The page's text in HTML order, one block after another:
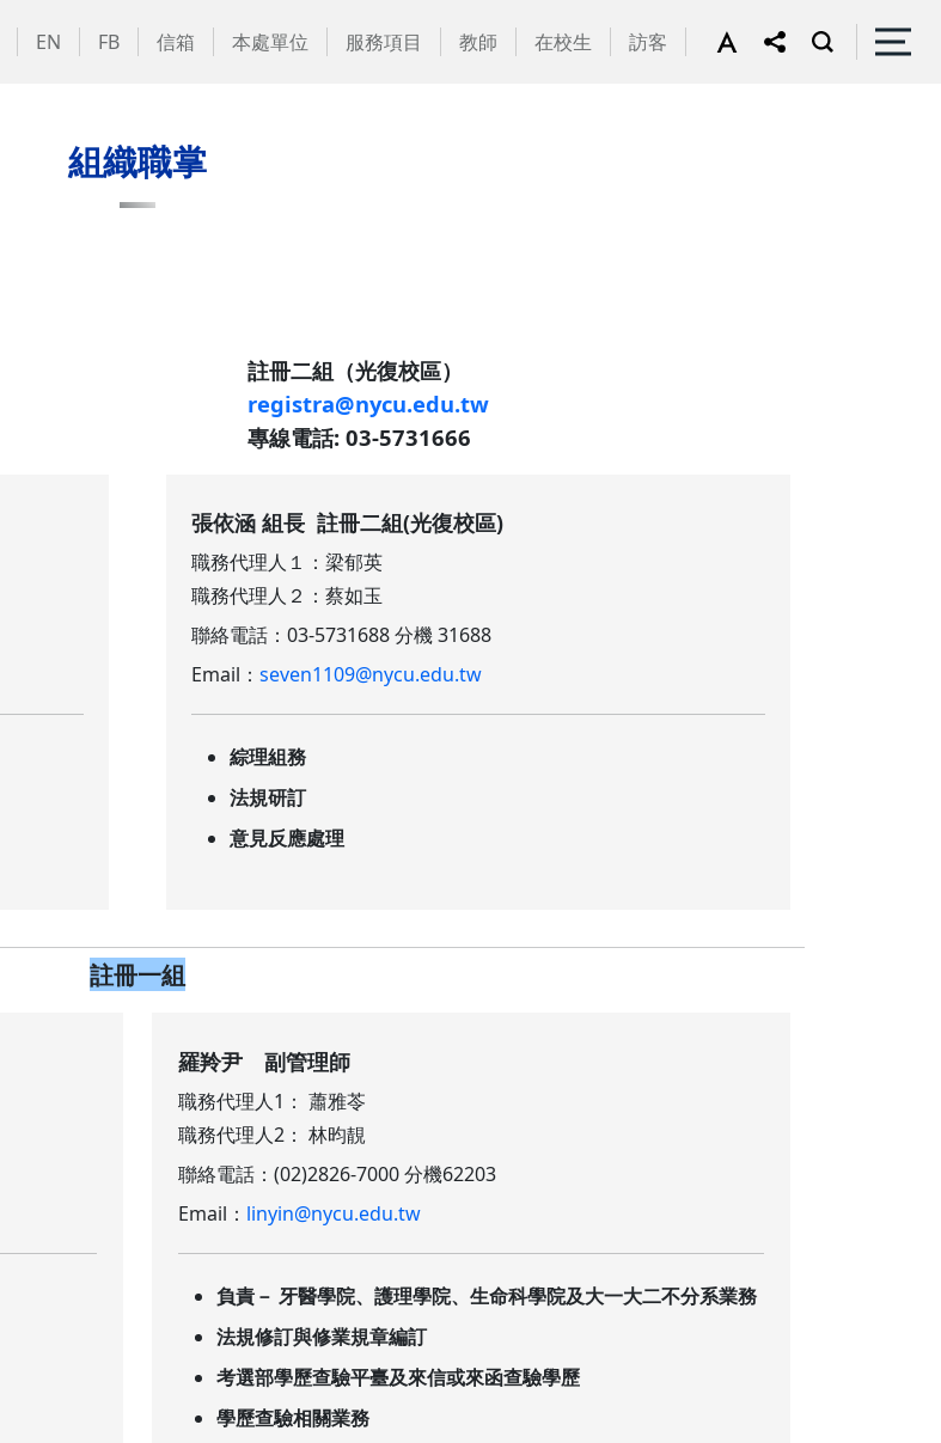
EN FB 信箱 本處單位 服務項目 教師 在校生 訪客
組織職掌
註冊二組（光復校區）
registra@nycu.edu.tw
專線電話: 03-5731666
張依涵 組長 註冊二組(光復校區)
職務代理人１：梁郁英
職務代理人２：蔡如玉
聯絡電話：03-5731688 分機 31688
Email：seven1109@nycu.edu.tw
綜理組務
法規研訂
意見反應處理
註冊一組
羅羚尹 副管理師
職務代理人1： 蕭雅苓
職務代理人2： 林昀靚
聯絡電話：(02)2826-7000 分機62203
Email： linyin@nycu.edu.tw
負責－ 牙醫學院、護理學院、生命科學院及大一大二不分系業務
法規修訂與修業規章編訂
考選部學歷查驗平臺及來信或來函查驗學歷
學歷查驗相關業務